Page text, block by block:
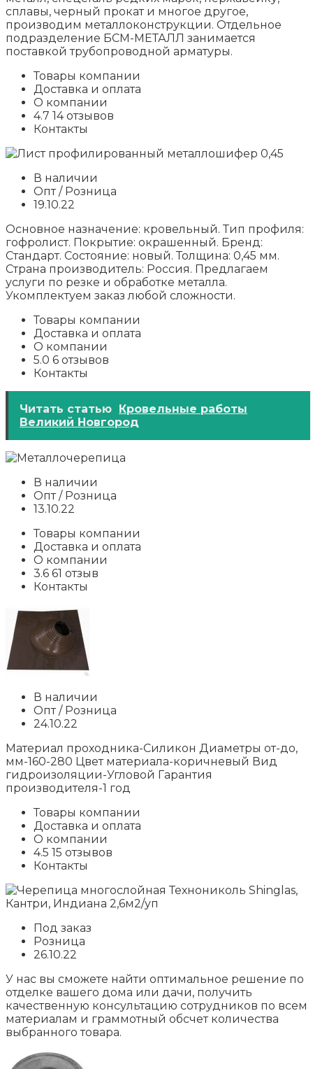
сплавы, черный прокат и многое другое,
производим металлоконструкции. Отдельное
подразделение БСМ-МЕТАЛЛ занимается
поставкой трубопроводной арматуры.
Товары компании
Доставка и оплата
О компании
4.7 14 отзывов
Контакты
В наличии
Опт / Розница
19.10.22
Основное назначение: кровельный. Тип профиля:
гофролист. Покрытие: окрашенный. Бренд:
Стандарт. Состояние: новый. Толщина: 0,45 мм.
Страна производитель: Россия. Предлагаем
услуги по резке и обработке металла.
Укомплектуем заказ любой сложности.
Товары компании
Доставка и оплата
О компании
5.0 6 отзывов
Контакты
Читать статью
Кровельные работы
Великий Новгород
В наличии
Опт / Розница
13.10.22
Товары компании
Доставка и оплата
О компании
3.6 61 отзыв
Контакты
В наличии
Опт / Розница
24.10.22
Материал проходника-Силикон Диаметры от-до,
мм-160-280 Цвет материала-коричневый Вид
гидроизоляции-Угловой Гарантия
производителя-1 год
Товары компании
Доставка и оплата
О компании
4.5 15 отзывов
Контакты
Под заказ
Розница
26.10.22
У нас вы сможете найти оптимальное решение по
отделке вашего дома или дачи, получить
качественную консультацию сотрудников по всем
материалам и граммотный обсчет количества
выбранного товара.